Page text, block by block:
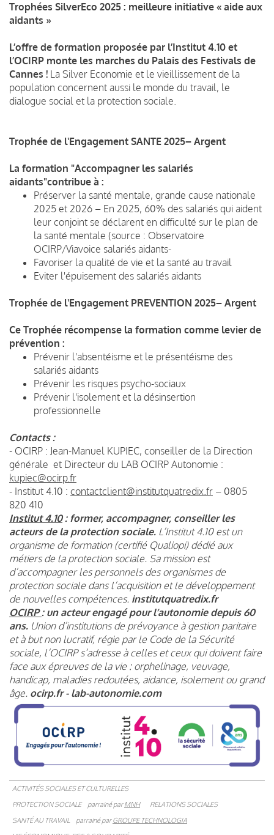
Trophées SilverEco 2025 : meilleure initiative « aide aux
aidants »
L’offre de formation proposée par l’Institut 4.10 et
l’OCIRP monte les marches du Palais des Festivals de
Cannes ! La Silver Economie et le vieillissement de la
population concernent aussi le monde du travail, le
dialogue social et la protection sociale.
Trophée de l'Engagement SANTE 2025– Argent
La formation "Accompagner les salariés
aidants"contribue à :
Préserver la santé mentale, grande cause nationale
2025 et 2026 – En 2025, 60% des salariés qui aident
leur conjoint se déclarent en difficulté sur le plan de
la santé mentale (source : Observatoire
OCIRP/Viavoice salariés aidants-
Favoriser la qualité de vie et la santé au travail
Eviter l'épuisement des salariés aidants
Trophée de l'Engagement PREVENTION 2025– Argent
Ce Trophée récompense la formation comme levier de
prévention :
Prévenir l'absentéisme et le présentéisme des
salariés aidants
Prévenir les risques psycho-sociaux
Prévenir l'isolement et la désinsertion
professionnelle
Contacts :
- OCIRP : Jean-Manuel KUPIEC, conseiller de la Direction
générale et Directeur du LAB OCIRP Autonomie :
kupiec@ocirp.fr
- Institut 4.10 : contactclient@institutquatredix.fr – 0805
820 410
Institut 4.10: former, accompagner, conseiller les
acteurs de la protection sociale. L’Institut 4.10 est un
organisme de formation (certifié Qualiopi) dédié aux
métiers de la protection sociale. Sa mission est
d’accompagner les personnels des organismes de
protection sociale dans l’acquisition et le développement
de nouvelles compétences. institutquatredix.fr
OCIRP: un acteur engagé pour l’autonomie depuis 60
ans. Union d’institutions de prévoyance à gestion paritaire
et à but non lucratif, régie par le Code de la Sécurité
sociale, l’OCIRP s’adresse à celles et ceux qui doivent faire
face aux épreuves de la vie : orphelinage, veuvage,
handicap, maladies redoutées, aidance, isolement ou grand
âge. ocirp.fr - lab-autonomie.com
ACTIVITÉS SOCIALES ET CULTURELLES
PROTECTION SOCIALE
parrainé parMNH
RELATIONS SOCIALES
SANTÉ AU TRAVAIL
parrainé parGROUPE TECHNOLOGIA